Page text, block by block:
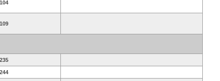
104
109
235
244